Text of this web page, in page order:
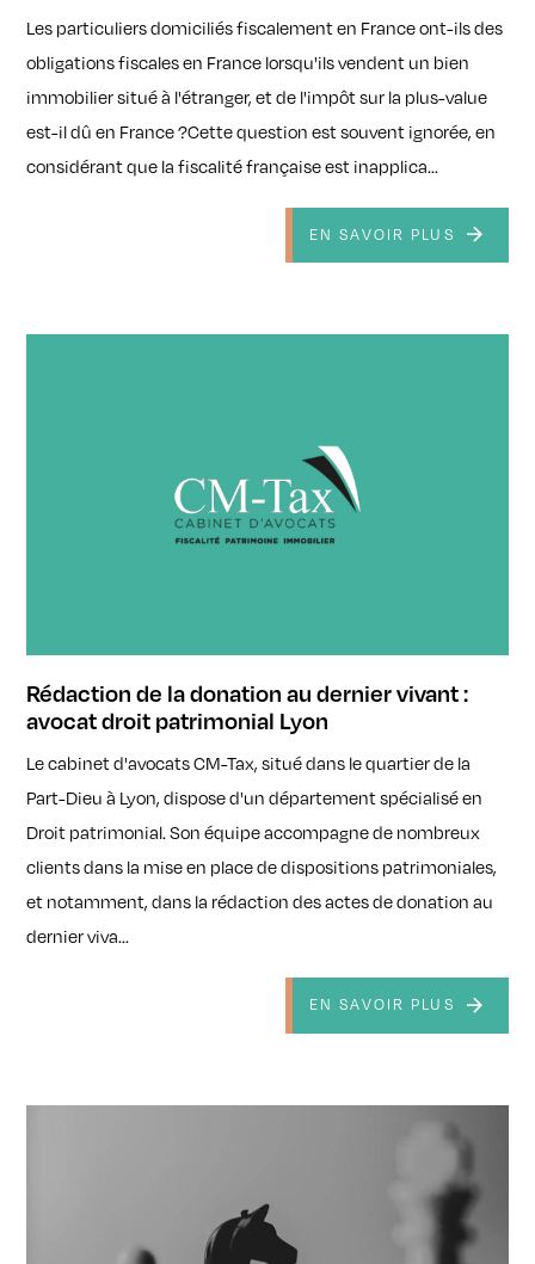
Les particuliers domiciliés fiscalement en France ont-ils des
obligations fiscales en France lorsqu'ils vendent un bien
immobilier situé à l'étranger, et de l'impôt sur la plus-value
est-il dû en France ?Cette question est souvent ignorée, en
considérant que la fiscalité française est inapplica...
EN SAVOIR PLUS
Rédaction de la donation au dernier vivant :
avocat droit patrimonial Lyon
Le cabinet d'avocats CM-Tax, situé dans le quartier de la
Part-Dieu à Lyon, dispose d'un département spécialisé en
Droit patrimonial. Son équipe accompagne de nombreux
clients dans la mise en place de dispositions patrimoniales,
et notamment, dans la rédaction des actes de donation au
dernier viva...
EN SAVOIR PLUS